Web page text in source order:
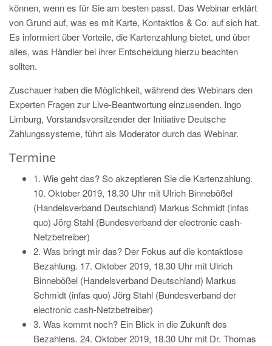
können, wenn es für Sie am besten passt. Das Webinar erklärt
von Grund auf, was es mit Karte, Kontaktlos & Co. auf sich hat.
Es informiert über Vorteile, die Kartenzahlung bietet, und über
alles, was Händler bei ihrer Entscheidung hierzu beachten
sollten.
Zuschauer haben die Möglichkeit, während des Webinars den
Experten Fragen zur Live-Beantwortung einzusenden. Ingo
Limburg, Vorstandsvorsitzender der Initiative Deutsche
Zahlungssysteme, führt als Moderator durch das Webinar.
Termine
1. Wie geht das? So akzeptieren Sie die Kartenzahlung.
10. Oktober 2019, 18.30 Uhr mit Ulrich Binnebößel
(Handelsverband Deutschland) Markus Schmidt (infas
quo) Jörg Stahl (Bundesverband der electronic cash-
Netzbetreiber)
2. Was bringt mir das? Der Fokus auf die kontaktlose
Bezahlung. 17. Oktober 2019, 18.30 Uhr mit Ulrich
Binnebößel (Handelsverband Deutschland) Markus
Schmidt (infas quo) Jörg Stahl (Bundesverband der
electronic cash-Netzbetreiber)
3. Was kommt noch? Ein Blick in die Zukunft des
Bezahlens. 24. Oktober 2019, 18.30 Uhr mit Dr. Thomas